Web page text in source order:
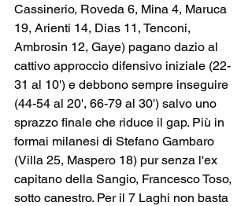
Cassinerio, Roveda 6, Mina 4, Maruca
19, Arienti 14, Dias 11, Tenconi,
Ambrosin 12, Gaye) pagano dazio al
cattivo approccio difensivo iniziale (22-
31 al 10') e debbono sempre inseguire
(44-54 al 20', 66-79 al 30') salvo uno
sprazzo finale che riduce il gap. Più in
formai milanesi di Stefano Gambaro
(Villa 25, Maspero 18) pur senza l'ex
capitano della Sangio, Francesco Toso,
sotto canestro. Per il 7 Laghi non basta